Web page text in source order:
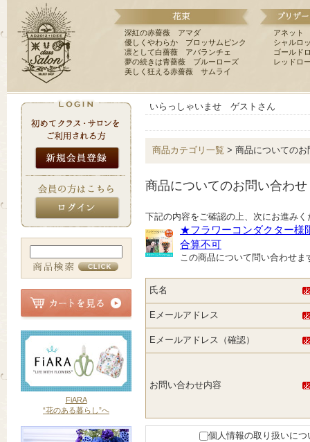
深紅の赤薔薇 アマダ
優しくやわらか ブロッサムピンク
凛として白薔薇 アバランチェ
夢の続きは青薔薇 ブルーローズ
美しく狂える赤薔薇 サムライ
アネット
シャルロ
ゴールド
レッドロ
FiARA
“花のある暮らし”へ
いらっしゃいませ ゲストさん
商品カテゴリ一覧 > 商品についてのお
商品についてのお問い合わせ
下記の内容をご確認の上、次にお進みく
★フラワーコンダクター様
合算不可
この商品について問い合わせま
氏名
Eメールアドレス
Eメールアドレス（確認）
お問い合わせ内容
個人情報の取り扱いにつ